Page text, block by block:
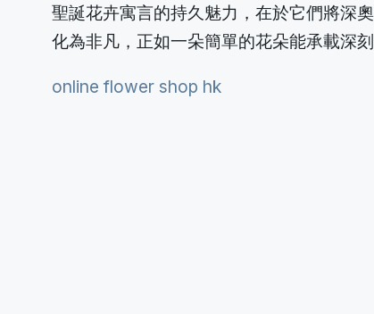
聖誕花卉寓言的持久魅力，在於它們將深
化為非凡，正如一朵簡單的花朵能承載深
online flower shop hk